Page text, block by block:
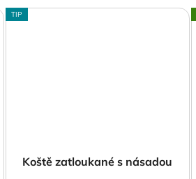
TIP
Koště zatloukané s násadou